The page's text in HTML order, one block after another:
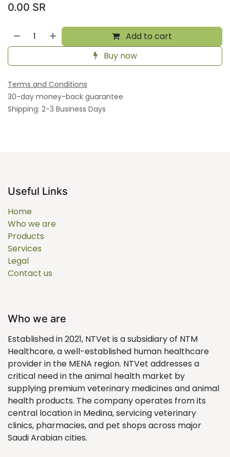
0.00 SR
Add to cart
Buy now
Terms and Conditions
30-day money-back guarantee
Shipping: 2-3 Business Days
Useful Links
Home
Who we are
Products
Services
Legal
Contact us
Who we are
Established in 2021, NTVet is a subsidiary of NTM
Healthcare, a well-established human healthcare
provider in the MENA region. NTVet addresses a
critical need in the animal health market by
supplying premium veterinary medicines and animal
health products. The company operates from its
central location in Medina, servicing veterinary
clinics, pharmacies, and pet shops across major
Saudi Arabian cities.